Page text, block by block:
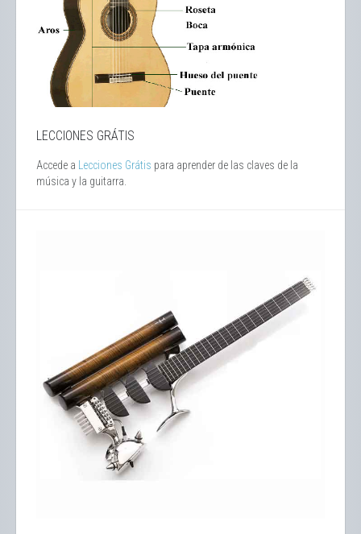
LECCIONES GRÁTIS
Accede a Lecciones Grátis para aprender de las claves de la
música y la guitarra.